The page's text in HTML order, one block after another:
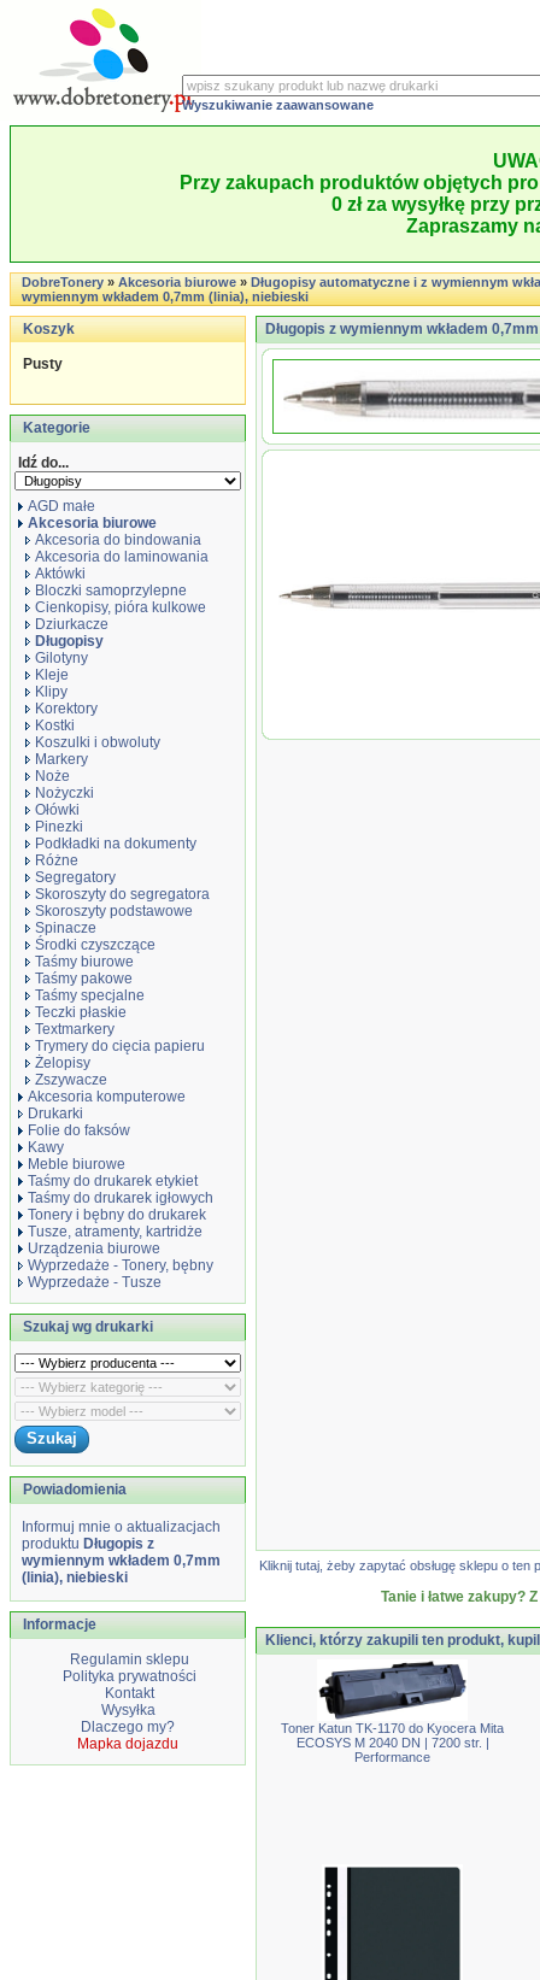
Wyszukiwanie zaawansowane
Przy zakupach produktów objętych
0 zł za wysyłkę przy
Zapraszamy
DobreTonery»Akcesoria biurowe»Długopisy automatyczne i z wymiennym
wymiennym wkładem 0,7mm (linia), niebieski
Koszyk
Pusty
Kategorie
Idź do...
AGD małe
Akcesoria biurowe
Akcesoria do bindowania
Akcesoria do laminowania
Aktówki
Bloczki samoprzylepne
Cienkopisy, pióra kulkowe
Dziurkacze
Długopisy
Gilotyny
Kleje
Klipy
Korektory
Kostki
Koszulki i obwoluty
Markery
Noże
Nożyczki
Ołówki
Pinezki
Podkładki na dokumenty
Różne
Segregatory
Skoroszyty do segregatora
Skoroszyty podstawowe
Spinacze
Środki czyszczące
Taśmy biurowe
Taśmy pakowe
Taśmy specjalne
Teczki płaskie
Textmarkery
Trymery do cięcia papieru
Żelopisy
Zszywacze
Akcesoria komputerowe
Drukarki
Folie do faksów
Kawy
Meble biurowe
Taśmy do drukarek etykiet
Taśmy do drukarek igłowych
Tonery i bębny do drukarek
Tusze, atramenty, kartridże
Urządzenia biurowe
Wyprzedaże - Tonery, bębny
Wyprzedaże - Tusze
Szukaj wg drukarki
Powiadomienia
Informuj mnie o aktualizacjach
produktu Długopis z
wymiennym wkładem 0,7mm
(linia), niebieski
Informacje
Regulamin sklepu
Polityka prywatności
Kontakt
Wysyłka
Dlaczego my?
Mapka dojazdu
Długopis z wymiennym wkładem
Kliknij tutaj, żeby zapytać obsługę sklepu o
Tanie i łatwe zakupy?
Klienci, którzy zakupili ten produkt,
Toner Katun TK-1170 do Kyocera Mita
ECOSYS M 2040 DN | 7200 str. |
Performance